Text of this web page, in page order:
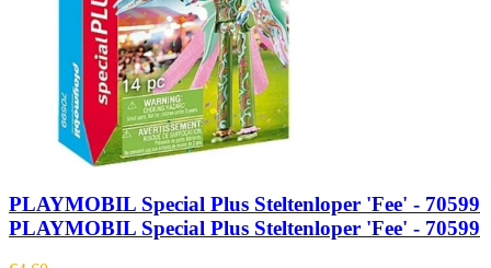
PLAYMOBIL Special Plus Steltenloper 'Fee' - 70599
PLAYMOBIL Special Plus Steltenloper 'Fee' - 70599